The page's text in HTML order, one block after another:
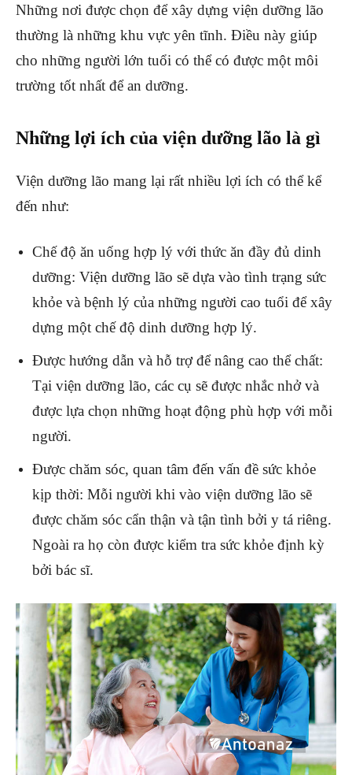
Những nơi được chọn để xây dựng viện dưỡng lão
thường là những khu vực yên tĩnh. Điều này giúp
cho những người lớn tuổi có thể có được một môi
trường tốt nhất để an dưỡng.
Những lợi ích của viện dưỡng lão là gì
Viện dưỡng lão mang lại rất nhiều lợi ích có thể kể
đến như:
Chế độ ăn uống hợp lý với thức ăn đầy đủ dinh
dưỡng: Viện dưỡng lão sẽ dựa vào tình trạng sức
khỏe và bệnh lý của những người cao tuổi để xây
dựng một chế độ dinh dưỡng hợp lý.
Được hướng dẫn và hỗ trợ để nâng cao thể chất:
Tại viện dưỡng lão, các cụ sẽ được nhắc nhở và
được lựa chọn những hoạt động phù hợp với mỗi
người.
Được chăm sóc, quan tâm đến vấn đề sức khỏe
kịp thời: Mỗi người khi vào viện dưỡng lão sẽ
được chăm sóc cẩn thận và tận tình bởi y tá riêng.
Ngoài ra họ còn được kiểm tra sức khỏe định kỳ
bởi bác sĩ.